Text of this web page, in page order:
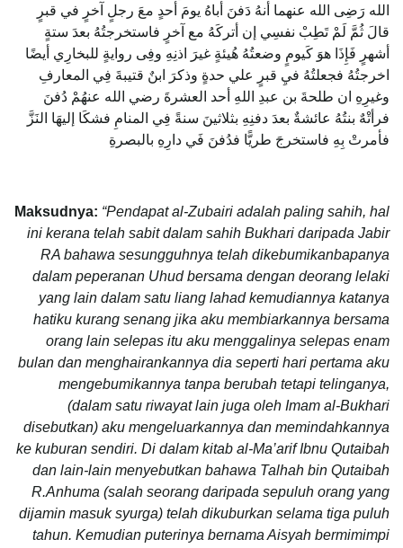
الله رَضِى الله عنهما أنهُ دَفنَ أباهُ يومَ أحدٍ معَ رجلٍ آخرٍ في قبرٍ
قالَ ثُمَّ لَمْ تَطِبْ نفسِي إن أتركَهُ مع آخرٍ فاستخرجتُهُ بعدَ ستةٍ
أشهرٍ فَإِذَا هوَ كَيومٍ وضعتُهُ هُيئةٍ غيرَ اذنِهِ وفِى روايةٍ للبخارِي أيضًا
اخرجتُهُ فجعلتُهُ فيِ قبرٍ علي حدةٍ وذكرَ ابنٌ قتيبةَ فِي المعارفِ
وغيرِهِ ان طلحةَ بن عبدِ اللهِ أحد العشرةَ رضي الله عنهُمْ دُفنَ
فرأتْهٌ بنتُهُ عائشةٌ بعدَ دفنِهِ بثلاثينَ سنةً فِي المنامِ فشكَا إليهَا النَزَّ
فأمرتْ بِهِ فاستخرجَ طريًّا فدُفنَ فَي دارِهِ بالبصرةِ
Maksudnya: “Pendapat al-Zubairi adalah paling sahih, hal
ini kerana telah sabit dalam sahih Bukhari daripada Jabir
RA bahawa sesungguhnya telah dikebumikanbapanya
dalam peperanan Uhud bersama dengan deorang lelaki
yang lain dalam satu liang lahad kemudiannya katanya
hatiku kurang senang jika aku membiarkannya bersama
orang lain selepas itu aku menggalinya selepas enam
bulan dan menghairankannya dia seperti hari pertama aku
mengebumikannya tanpa berubah tetapi telinganya,
(dalam satu riwayat lain juga oleh Imam al-Bukhari
disebutkan) aku mengeluarkannya dan memindahkannya
ke kuburan sendiri. Di dalam kitab al-Ma’arif Ibnu Qutaibah
dan lain-lain menyebutkan bahawa Talhah bin Qutaibah
R.Anhuma (salah seorang daripada sepuluh orang yang
dijamin masuk syurga) telah dikuburkan selama tiga puluh
tahun. Kemudian puterinya bernama Aisyah bermimimpi